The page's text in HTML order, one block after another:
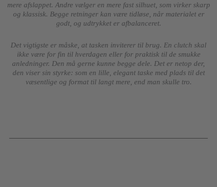
mere afslappet. Andre vælger en mere fast silhuet, som virker skarp
og klassisk. Begge retninger kan være tidløse, når materialet er
godt, og udtrykket er afbalanceret.
Det vigtigste er måske, at tasken inviterer til brug. En clutch skal
ikke være for fin til hverdagen eller for praktisk til de smukke
anledninger. Den må gerne kunne begge dele. Det er netop der,
den viser sin styrke: som en lille, elegant taske med plads til det
væsentlige og format til langt mere, end man skulle tro.